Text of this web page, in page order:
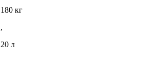
180 кг
,
20 л